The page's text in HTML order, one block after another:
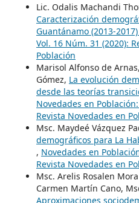
Lic. Odalis Machandi
Caracterización
Guantánamo (2013-2017)
Vol. 16 Núm. 31 (2020):
Población
Marisol Alfonso de
Gómez, La evolución
desde las teorías
Novedades en
Revista Novedades en
Msc. Maydeé Vázquez
demográficos para La
, Novedades en
Revista Novedades en
Msc. Arelis Rosalen
Carmen Martín Cano,
Aproximaciones